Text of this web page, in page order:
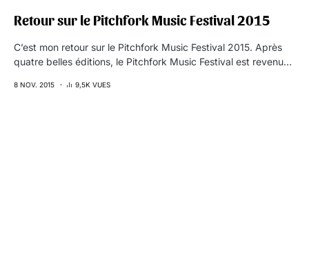
Retour sur le Pitchfork Music Festival 2015
C’est mon retour sur le Pitchfork Music Festival 2015. Après
quatre belles éditions, le Pitchfork Music Festival est revenu…
8 NOV. 2015 9,5K VUES